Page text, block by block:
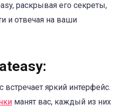
раскрывая его секреты,
и отвечая на ваши
встречает яркий интерфейс.
манят вас, каждый из них